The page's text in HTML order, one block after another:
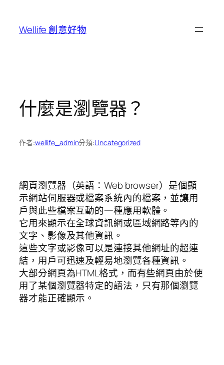
Wellife 創意好物
什麼是瀏覽器？
作者:wellife_admin分類:Uncategorized
網頁瀏覽器（英語：Web browser）是個顯
示網站伺服器或檔案系統內的檔案，並讓用
戶與此些檔案互動的一種應用軟體。
它用來顯示在全球資訊網或區域網路等內的
文字、影像及其他資訊。
這些文字或影像可以是連接其他網址的超連
結，用戶可迅速及輕易地瀏覽各種資訊。
大部分網頁為HTML格式，而有些網頁由於使
用了某個瀏覽器特定的語法，只有那個瀏覽
器才能正確顯示。